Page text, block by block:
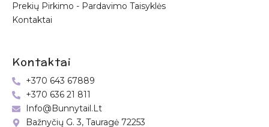
Prekių Pirkimo - Pardavimo Taisyklės
Kontaktai
Kontaktai
+370 643 67889
+370 636 21 811
Info@bunnytail.lt
Bažnyčių G. 3, Tauragė 72253